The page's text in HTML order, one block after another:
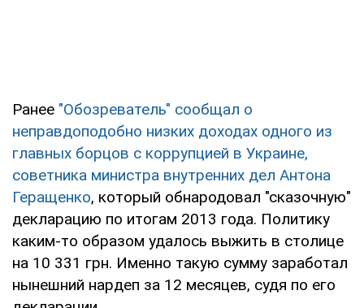
Ранее "Обозреватель" сообщал о
неправдоподобно низких доходах одного из
главных борцов с коррупцией в Украине,
советника министра внутренних дел Антона
Геращенко, который обнародовал "сказочную"
декларацию по итогам 2013 года. Политику
каким-то образом удалось выжить в столице
на 10 331 грн. Именно такую сумму заработал
нынешний нардеп за 12 месяцев, судя по его